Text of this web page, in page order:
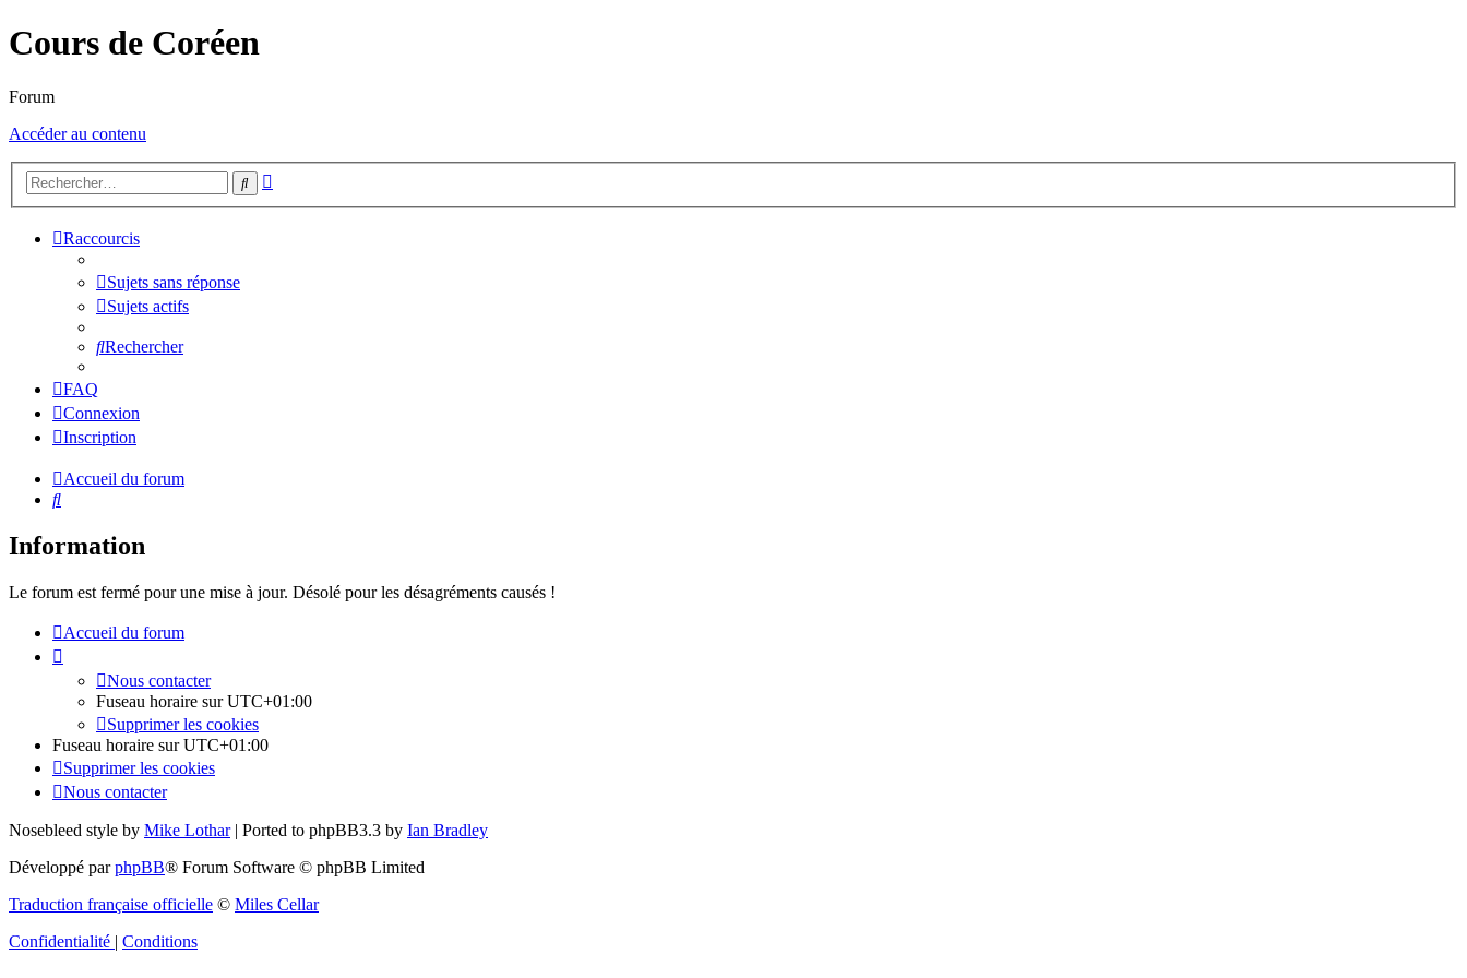
Cours de Coréen
Forum
Accéder au contenu
Rechercher
Raccourcis
Sujets sans réponse
Sujets actifs
Rechercher
FAQ
Connexion
Inscription
Accueil du forum
Rechercher
Information
Le forum est fermé pour une mise à jour. Désolé pour les désagréments causés !
Accueil du forum
Nous contacter
Fuseau horaire surUTC+01:00
Supprimer les cookies
Fuseau horaire surUTC+01:00
Supprimer les cookies
Nous contacter
Nosebleed style by Mike Lothar| Ported to phpBB3.3 by Ian Bradley
Développé parphpBB® Forum Software © phpBB Limited
Traduction française officielle © Miles Cellar
Confidentialité | Conditions